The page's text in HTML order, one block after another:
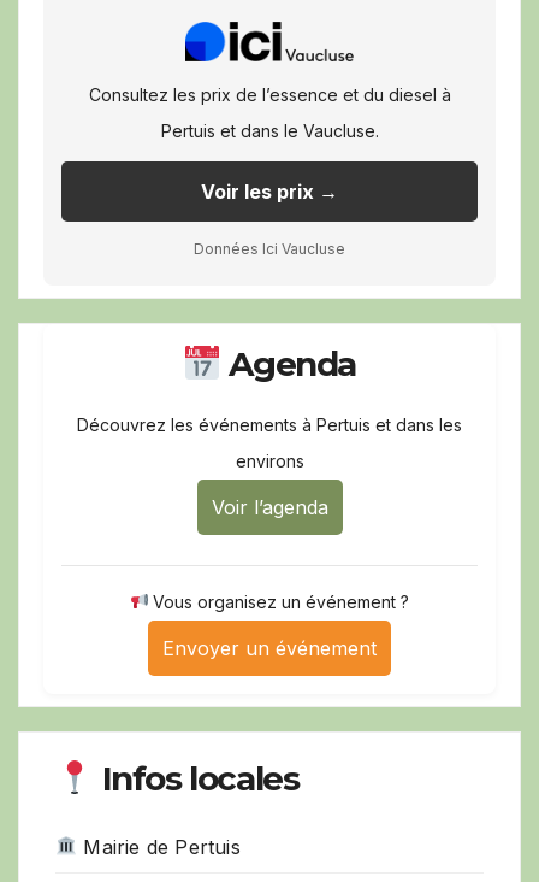
Consultez les prix de l’essence et du diesel à
Pertuis et dans le Vaucluse.
Voir les prix →
Données Ici Vaucluse
Agenda
Découvrez les événements à Pertuis et dans les
environs
Voir l’agenda
Vous organisez un événement ?
Envoyer un événement
Infos locales
Mairie de Pertuis